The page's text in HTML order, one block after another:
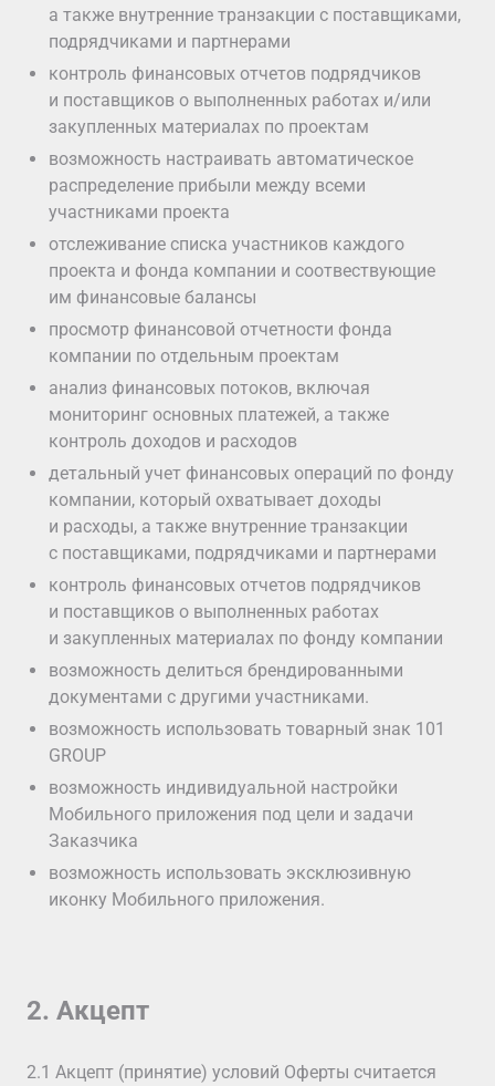
а также внутренние транзакции с поставщиками,
подрядчиками и партнерами
контроль финансовых отчетов подрядчиков
и поставщиков о выполненных работах и/или
закупленных материалах по проектам
возможность настраивать автоматическое
распределение прибыли между всеми
участниками проекта
отслеживание списка участников каждого
проекта и фонда компании и соотвествующие
им финансовые балансы
просмотр финансовой отчетности фонда
компании по отдельным проектам
анализ финансовых потоков, включая
мониторинг основных платежей, а также
контроль доходов и расходов
детальный учет финансовых операций по фонду
компании, который охватывает доходы
и расходы, а также внутренние транзакции
с поставщиками, подрядчиками и партнерами
контроль финансовых отчетов подрядчиков
и поставщиков о выполненных работах
и закупленных материалах по фонду компании
возможность делиться брендированными
документами с другими участниками.
возможность использовать товарный знак 101
GROUP
возможность индивидуальной настройки
Мобильного приложения под цели и задачи
Заказчика
возможность использовать эксклюзивную
иконку Мобильного приложения.
2. Акцепт
2.1 Акцепт (принятие) условий Оферты считается